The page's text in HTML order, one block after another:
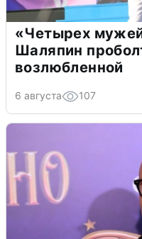
«Четырех
Шаляпин
возлюбленной
6 августа 107